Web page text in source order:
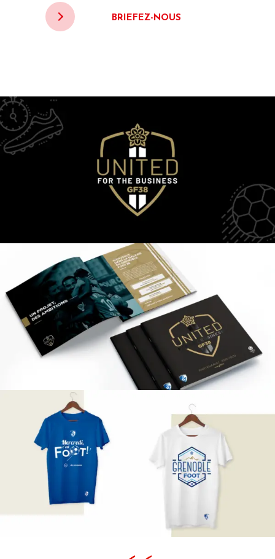
BRIEFEZ-NOUS